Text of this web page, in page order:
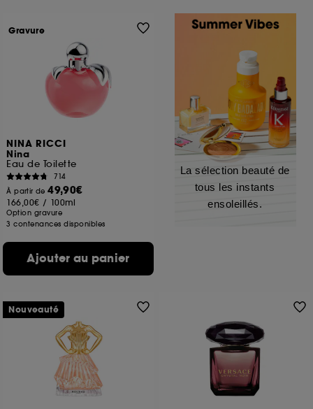
NINA RICCI
Nina
Eau de Toilette
714
À partir de49,90€
166,00€ / 100ml
Option gravure
3 contenances disponibles
Ajouter au panier
Gravure
La sélection beauté de
tous les instants
ensoleillés.
Nouveauté